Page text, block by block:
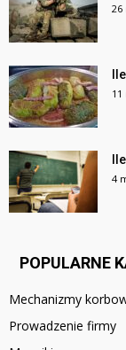
26
11
4
POPULARNE
Mechanizmy
Prowadzenie firmy